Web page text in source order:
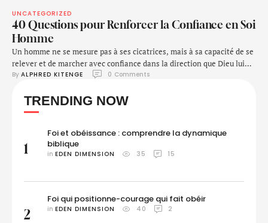
UNCATEGORIZED
40 Questions pour Renforcer la Confiance en Soi
Homme
Un homme ne se mesure pas à ses cicatrices, mais à sa capacité de se
relever et de marcher avec confiance dans la direction que Dieu lui
trace.
By ALPHRED KITENGE 0 Comments
TRENDING NOW
1
Foi et obéissance : comprendre la dynamique
biblique
in EDEN DIMENSION 35 15
2
Foi qui positionne-courage qui fait obéir
in EDEN DIMENSION 40 2